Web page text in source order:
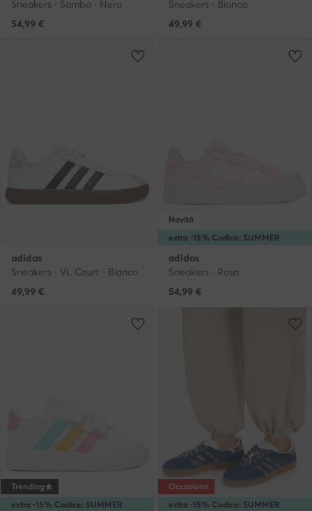
Sneakers · Samba · Nero
54,99 €
Sneakers · Bianco
49,99 €
adidas
Sneakers · VL Court · Bianco
49,99 €
extra -15% Codice: SUMMER
Novità
adidas
Sneakers · Rosa
54,99 €
extra -15% Codice: SUMMER
Trending
extra -15% Codice: SUMMER
Occasione